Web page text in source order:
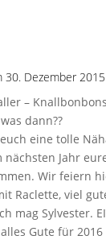
30. Dezember
–
dann??
eine tolle
Jahr
Wir feiern
Raclette, viel
mag Sylvester.
Gute für 2016